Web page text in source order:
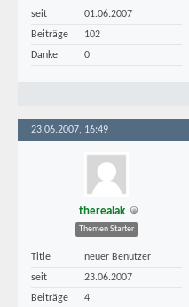
seit
01.06.2007
Beiträge
102
Danke
0
23.06.2007, 16:49
therealak
Themen Starter
Title
neuer Benutzer
seit
23.06.2007
Beiträge
4